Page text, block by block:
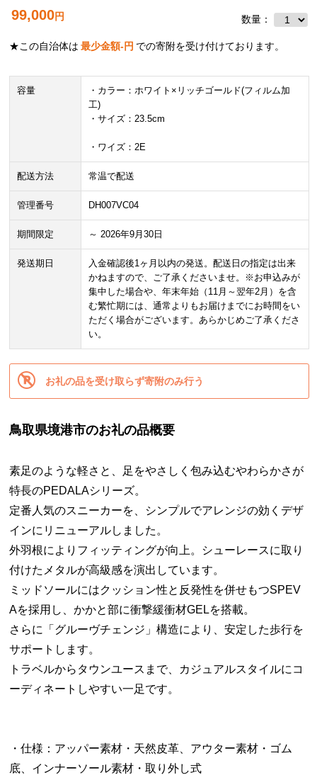
99,000円 数量：
★この自治体は 最少金額-円 での寄附を受け付けております。
容量
・カラー：ホワイト×リッチゴールド(フィルム加
工)
・サイズ：23.5cm
・ワイズ：2E
配送方法 常温で配送
管理番号 DH007VC04
期間限定 ～ 2026年9月30日
発送期日
入金確認後1ヶ月以内の発送。配送日の指定は出来
かねますので、ご了承くださいませ。※お申込みが
集中した場合や、年末年始（11月～翌年2月）を含
む繁忙期には、通常よりもお届けまでにお時間をい
ただく場合がございます。あらかじめご了承くださ
い。
お礼の品を受け取らず寄附のみ行う
鳥取県境港市のお礼の品概要
素足のような軽さと、足をやさしく包み込むやわらかさが
特長のPEDALAシリーズ。
定番人気のスニーカーを、シンプルでアレンジの効くデザ
インにリニューアルしました。
外羽根によりフィッティングが向上。シューレースに取り
付けたメタルが高級感を演出しています。
ミッドソールにはクッション性と反発性を併せもつSPEV
Aを採用し、かかと部に衝撃緩衝材GELを搭載。
さらに「グルーヴチェンジ」構造により、安定した歩行を
サポートします。
トラベルからタウンユースまで、カジュアルスタイルにコ
ーディネートしやすい一足です。
・仕様：アッパー素材・天然皮革、アウター素材・ゴム
底、インナーソール素材・取り外し式